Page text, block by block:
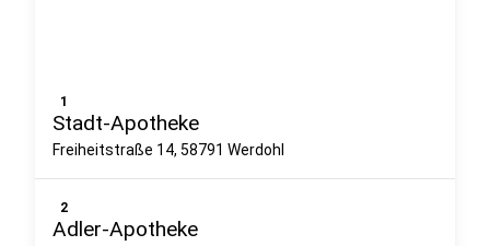
1
Stadt-Apotheke
Freiheitstraße 14, 58791 Werdohl
2
Adler-Apotheke